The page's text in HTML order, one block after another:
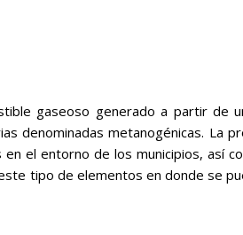
gaseoso generado a partir de
denominadas metanogénicas.
el entorno de los municipios, así
tipo de elementos en donde se